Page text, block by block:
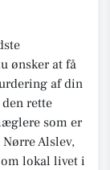
ønsker at få
af din
rette
som er
Alslev,
lokal livet i